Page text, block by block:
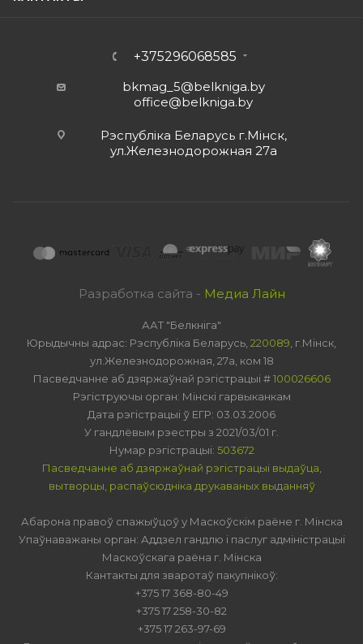
+375296068585
bkmag_5@belkniga.by
office@belkniga.by
Рэспубліка Беларусь г.Мінск,
ул.Железнодорожная 27а
Разработка сайта - Медиа Лайн
ААТ "Белкніга"
Юрыдычны адрас: Рэспубліка Беларусь, 220089 , г.Мінск,
ул.Железнодорожная, 27а, ком 18
Пасведчанне аб дзяржаўнай рэгістрацыі #100026606
Рэгіструючы орган: Мінскі гарвыканкам
Дата рэгістрацыі ў ЕГР: 03.03.2006
У гандлёвым рэестры з 2021/03/01 г.
Нумар рэгістрацыі: 503672
Пасведчанне аб дзяржаўнай рэгістрацыі выдаўца,
вытворцы, распаўсюдніка друкаваных выданняў
Абарона правоў спажыўцоў у Маскоўскім раёне г. Мінска
Упаўнаважаны орган: Аддзел гандлю і паслуг адміністрацыі
Маскоўскага раёна г. Мінска
Кантакты для зваротаў пакупнікоў:
+375 17 368-80-49
+375 17 258-30-82
+375 17 263-97-69